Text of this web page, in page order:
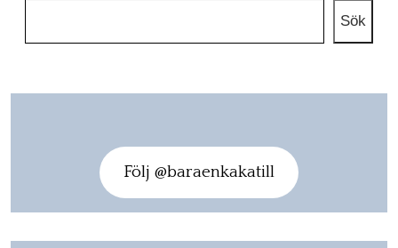
Sök
Följ @baraenkakatill